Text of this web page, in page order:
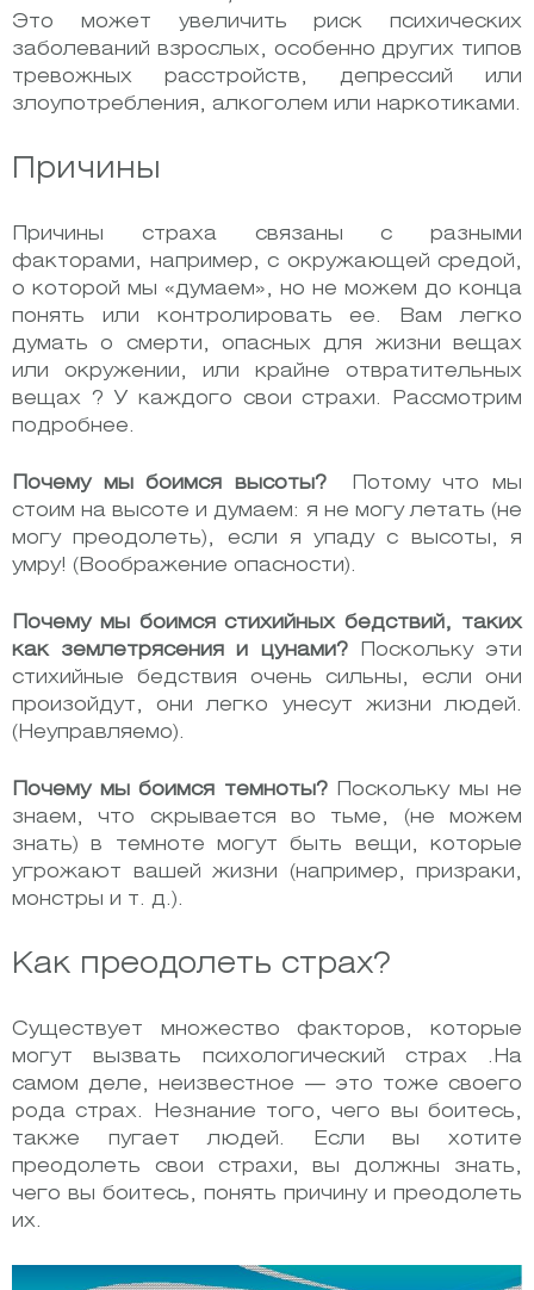
Это может увеличить риск психических
заболеваний взрослых, особенно других типов
тревожных расстройств, депрессий или
злоупотребления, алкоголем или наркотиками.
Причины
Причины страха связаны с разными
факторами, например, с окружающей средой,
о которой мы «думаем», но не можем до конца
понять или контролировать ее. Вам легко
думать о смерти, опасных для жизни вещах
или окружении, или крайне отвратительных
вещах ? У каждого свои страхи. Рассмотрим
подробнее.
Почему мы боимся высоты?Потому что мы
стоим на высоте и думаем: я не могу летать (не
могу преодолеть), если я упаду с высоты, я
умру! (Воображение опасности).
Почему мы боимся стихийных бедствий, таких
как землетрясения и цунами?Поскольку эти
стихийные бедствия очень сильны, если они
произойдут, они легко унесут жизни людей.
(Неуправляемо).
Почему мы боимся темноты?Поскольку мы не
знаем, что скрывается во тьме, (не можем
знать) в темноте могут быть вещи, которые
угрожают вашей жизни (например, призраки,
монстры и т. д.).
Как преодолеть страх?
Существует множество факторов, которые
могут вызвать психологический страх .На
самом деле, неизвестное — это тоже своего
рода страх. Незнание того, чего вы боитесь,
также пугает людей. Если вы хотите
преодолеть свои страхи, вы должны знать,
чего вы боитесь, понять причину и преодолеть
их.